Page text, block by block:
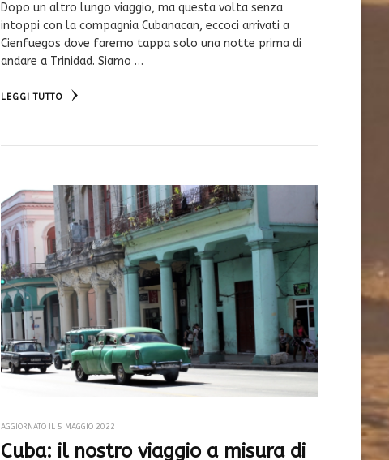
Dopo un altro lungo viaggio, ma questa volta senza
intoppi con la compagnia Cubanacan, eccoci arrivati a
Cienfuegos dove faremo tappa solo una notte prima di
andare a Trinidad. Siamo …
LEGGI TUTTO
AGGIORNATO IL 5 MAGGIO 2022
Cuba: il nostro viaggio a misura di